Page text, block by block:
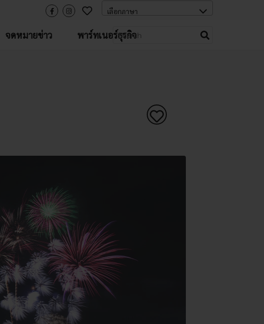
จดหมายข่าว พาร์ทเนอร์ธุรกิจ